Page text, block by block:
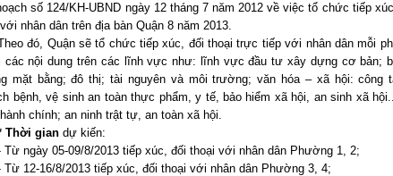
số 124/KH-UBND ngày 12 tháng 7 năm 2012 về việc tổ chức tiếp
nhân dân trên địa bàn Quận 8 năm 2013.
đó, Quận sẽ tổ chức tiếp xúc, đối thoại trực tiếp với nhân dân mỗi
các nội dung trên các lĩnh vực như: lĩnh vực đầu tư xây dựng cơ bản;
mặt bằng; đô thị; tài nguyên và môi trường; văn hóa – xã hội: công
bệnh, vệ sinh an toàn thực phẩm, y tế, bảo hiểm xã hội, an sinh xã
chính; an ninh trật tự, an toàn xã hội.
Thời giandự kiến:
Từ ngày 05-09/8/2013 tiếp xúc, đối thoại với nhân dân Phường 1, 2;
Từ 12-16/8/2013 tiếp xúc, đối thoại với nhân dân Phường 3, 4;